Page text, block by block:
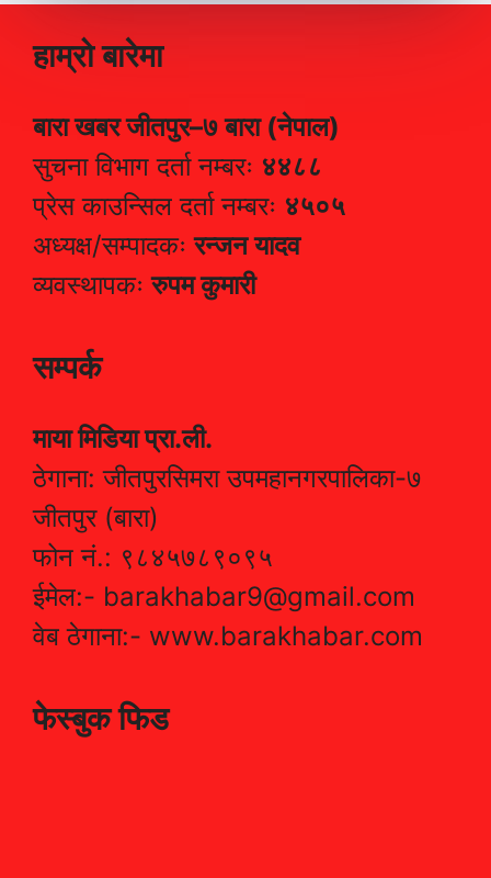
हाम्रो बारेमा
बारा खबर जीतपुर–७ बारा (नेपाल)
सुचना विभाग दर्ता नम्बरः ४४८८
प्रेस काउन्सिल दर्ता नम्बरः ४५०५
अध्यक्ष/सम्पादकःरन्जन यादव
व्यवस्थापकःरुपम कुमारी
सम्पर्क
माया मिडिया प्रा.ली.
ठेगाना: जीतपुरसिमरा उपमहानगरपालिका-७
जीतपुर (बारा)
फोन नं.: ९८४५७८९०९५
ईमेल:- barakhabar9@gmail.com
वेब ठेगाना:- www.barakhabar.com
फेस्बुक फिड